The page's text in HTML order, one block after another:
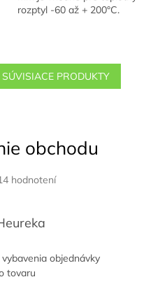
rozptyl -60 až + 200°C.
PRODUKTY
obchodu
hodnotení
objednávky
tovaru